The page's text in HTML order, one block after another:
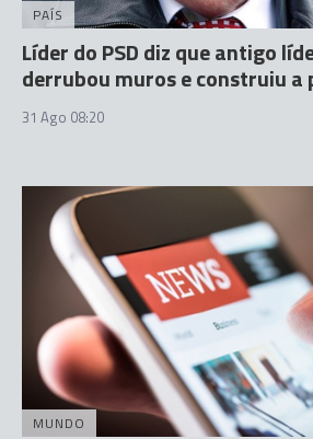
PAÍS
Líder do PSD diz que antigo
derrubou muros e construiu a
31 Ago 08:20
MUNDO